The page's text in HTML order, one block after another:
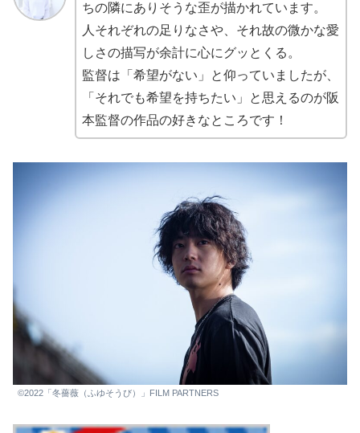
ちの隣にありそうな歪が描かれています。
人それぞれの足りなさや、それ故の微かな愛
しさの描写が余計に心にグッとくる。
監督は「希望がない」と仰っていましたが、
「それでも希望を持ちたい」と思えるのが阪
本監督の作品の好きなところです！
©2022「冬薔薇（ふゆそうび）」FILM PARTNERS